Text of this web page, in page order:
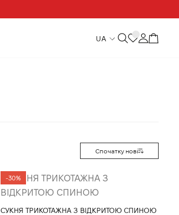
UA
Спочатку нові
-30%
СУКНЯ ТРИКОТАЖНА З ВІДКРИТОЮ СПИНОЮ